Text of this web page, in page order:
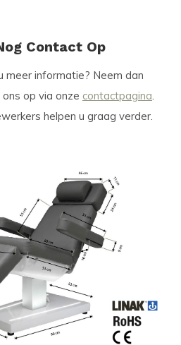
Contact Op
informatie? Neem dan
op via onze contactpagina.
helpen u graag verder.